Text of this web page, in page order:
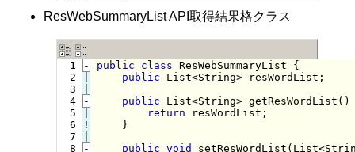
ResWebSummaryList API取得結果格クラス
  1
  2
  3
  4
  5
  6
  7
  8
-
-
!
-
public class ResWebSummaryList {
public List<String> resWordList;
public List<String>
return resWordList;
}
public void